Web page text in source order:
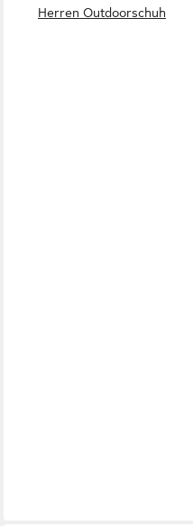
Herren Outdoorschuh